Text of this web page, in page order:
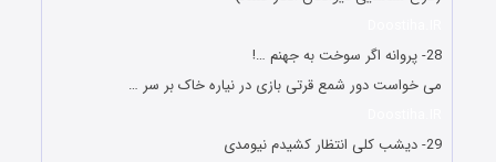
28- پروانه اگر سوخت به جهنم …!
می خواست دور شمع قرتی بازی در نیاره خاک بر سر …
29- دیشب کلی انتظار کشیدم نیومدی